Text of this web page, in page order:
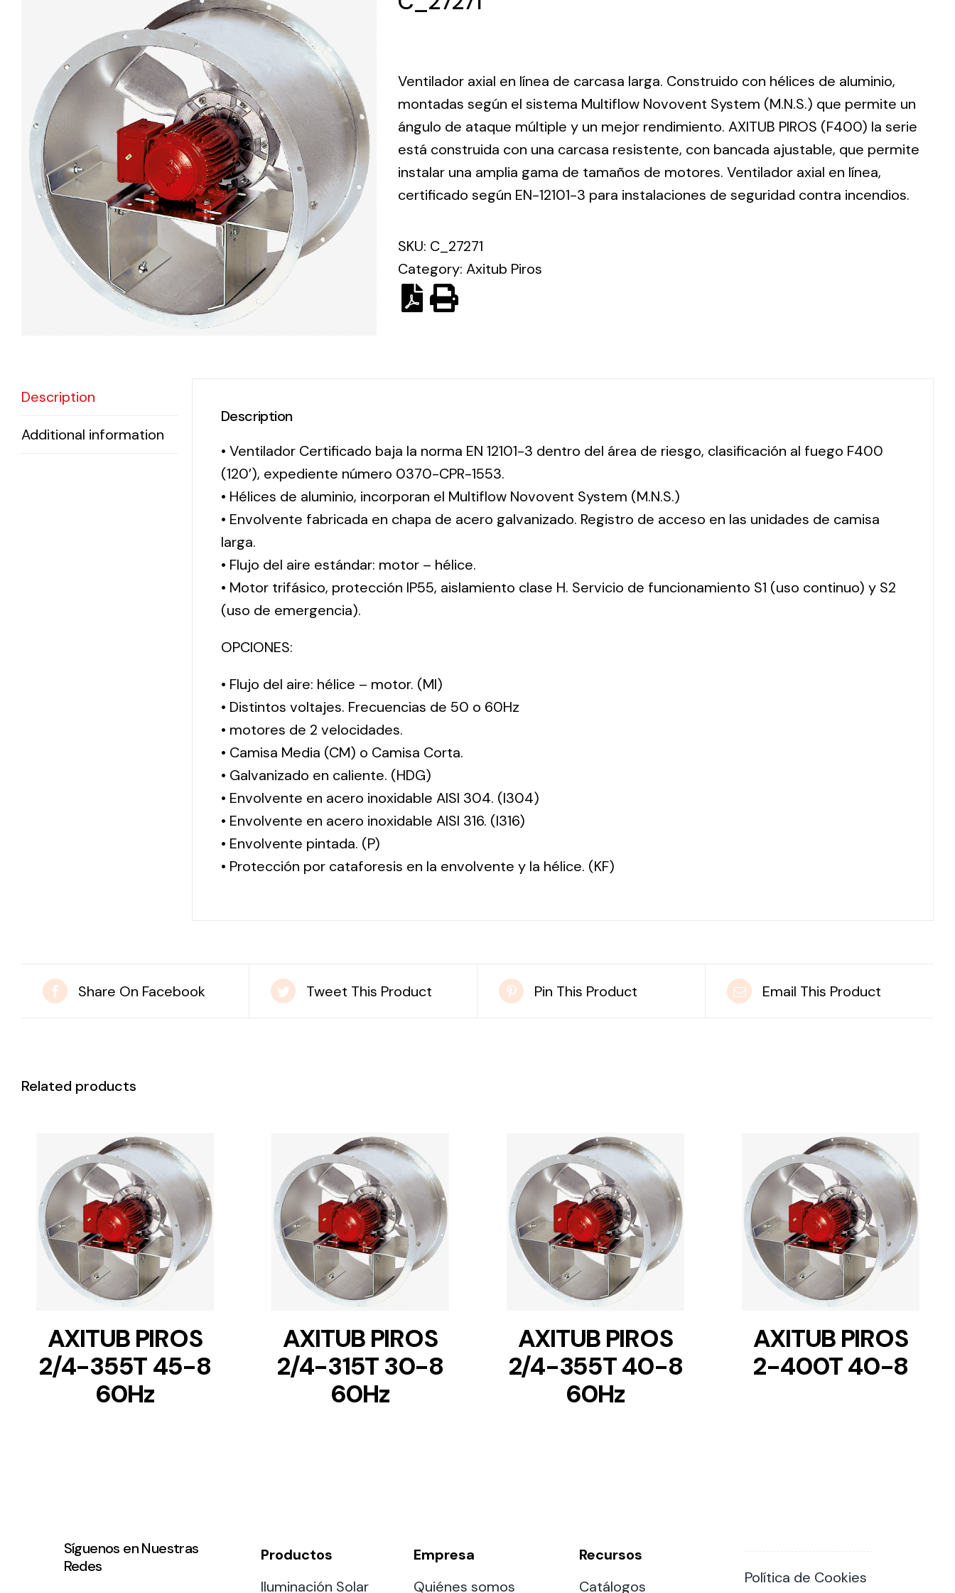
eléctrico.
Lighting and
Electrical
Equipment
Complete
solutions in
lighting and
electrical
material for
each project
incorporation of
Novovent into
the group
meant a greater
offer of
different uses
Solar lighting
Variety of solar
solutions for all
kinds of needs.
Ventilador axial en línea de carcasa larga. Construido con hélices de aluminio,
montadas según el sistema Multiflow Novovent System (M.N.S.) que permite un
ángulo de ataque múltiple y un mejor rendimiento. AXITUB PIROS (F400) la serie
está construida con una carcasa resistente, con bancada ajustable, que permite
instalar una amplia gama de tamaños de motores. Ventilador axial en línea,
certificado según EN-12101-3 para instalaciones de seguridad contra incendios.
SKU: C_27271
Category: Axitub Piros
Description
Additional information
Description
• Ventilador Certificado baja la norma EN 12101-3 dentro del área de riesgo, clasificación al fuego F400
(120′), expediente número 0370-CPR-1553.
• Hélices de aluminio, incorporan el Multiflow Novovent System (M.N.S.)
• Envolvente fabricada en chapa de acero galvanizado. Registro de acceso en las unidades de camisa
larga.
• Flujo del aire estándar: motor – hélice.
• Motor trifásico, protección IP55, aislamiento clase H. Servicio de funcionamiento S1 (uso continuo) y S2
(uso de emergencia).
OPCIONES:
• Flujo del aire: hélice – motor. (MI)
• Distintos voltajes. Frecuencias de 50 o 60Hz
• motores de 2 velocidades.
• Camisa Media (CM) o Camisa Corta.
• Galvanizado en caliente. (HDG)
• Envolvente en acero inoxidable AISI 304. (I304)
• Envolvente en acero inoxidable AISI 316. (I316)
• Envolvente pintada. (P)
• Protección por cataforesis en la envolvente y la hélice. (KF)
Share On Facebook Tweet This Product Pin This Product Email This Product
Related products
DETAILS
AXITUB PIROS
2/4-355T 45-8
60Hz
DETAILS
AXITUB PIROS
2/4-315T 30-8
60Hz
DETAILS
AXITUB PIROS
2/4-355T 40-8
60Hz
DETAILS
AXITUB PIROS
2-400T 40-8
Síguenos en Nuestras
Redes
Productos
Iluminación Solar
Empresa
Quiénes somos
Recursos
Catálogos
Política de Cookies